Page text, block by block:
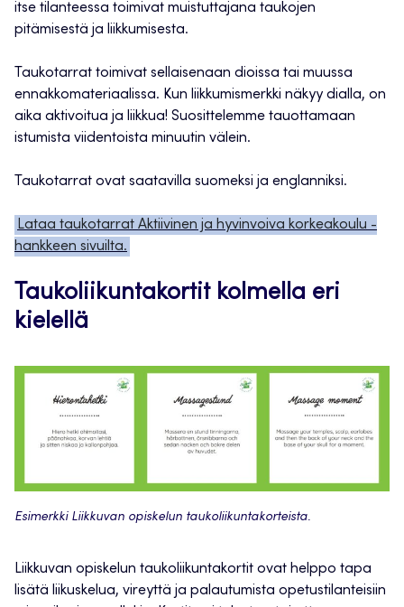
itse tilanteessa toimivat muistuttajana taukojen
pitämisestä ja liikkumisesta.
Taukotarrat toimivat sellaisenaan dioissa tai muussa
ennakkomateriaalissa. Kun liikkumismerkki näkyy dialla, on
aika aktivoitua ja liikkua! Suosittelemme tauottamaan
istumista viidentoista minuutin välein.
Taukotarrat ovat saatavilla suomeksi ja englanniksi.
Lataa taukotarrat Aktiivinen ja hyvinvoiva korkeakoulu -
hankkeen sivuilta.
Taukoliikuntakortit kolmella eri
kielellä
Esimerkki Liikkuvan opiskelun taukoliikuntakorteista.
Liikkuvan opiskelun taukoliikuntakortit ovat helppo tapa
lisätä liikuskelua, vireyttä ja palautumista opetustilanteisiin